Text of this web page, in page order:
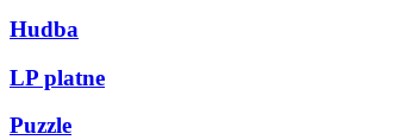
Hudba
LP platne
Puzzle